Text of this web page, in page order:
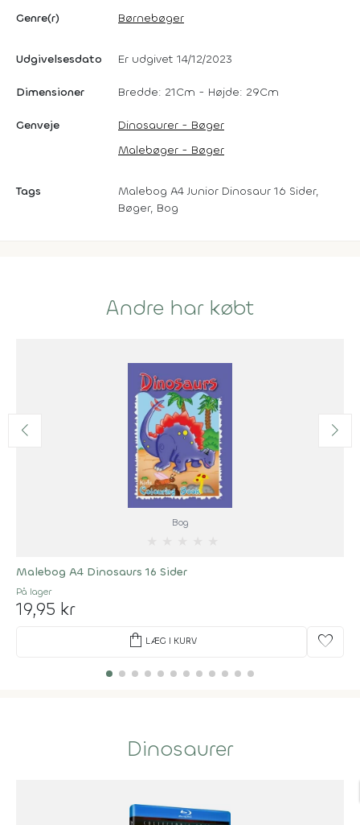
Genre(r) Børnebøger
Udgivelsesdato Er udgivet 14/12/2023
Dimensioner Bredde: 21Cm - Højde: 29Cm
Genveje
Dinosaurer - Bøger
Malebøger - Bøger
Tags
Malebog A4 Junior Dinosaur 16 Sider,
Bøger, Bog
Andre har købt
Bog
Malebog A4 Dinosaurs 16 Sider
På lager
19,95 kr
shopping_bag LÆG I KURV favorite
Dinosaurer